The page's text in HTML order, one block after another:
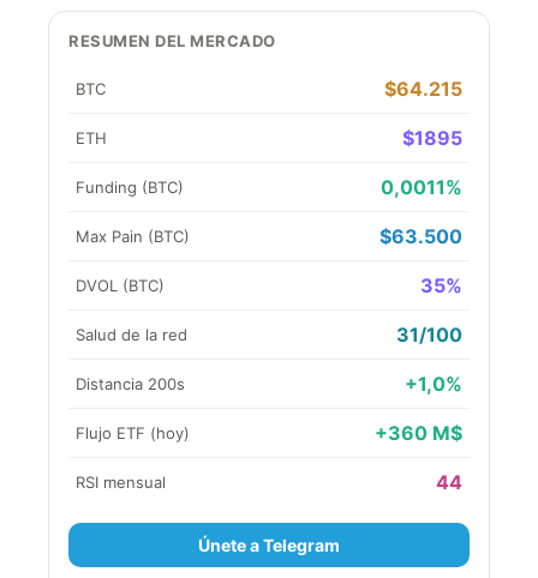
RESUMEN DEL MERCADO
BTC $64.215
ETH $1895
Funding (BTC) 0,0011%
Max Pain (BTC) $63.500
DVOL (BTC) 35%
Salud de la red 31/100
Distancia 200s +1,0%
Flujo ETF (hoy) +360 M$
RSI mensual 44
Únete a Telegram